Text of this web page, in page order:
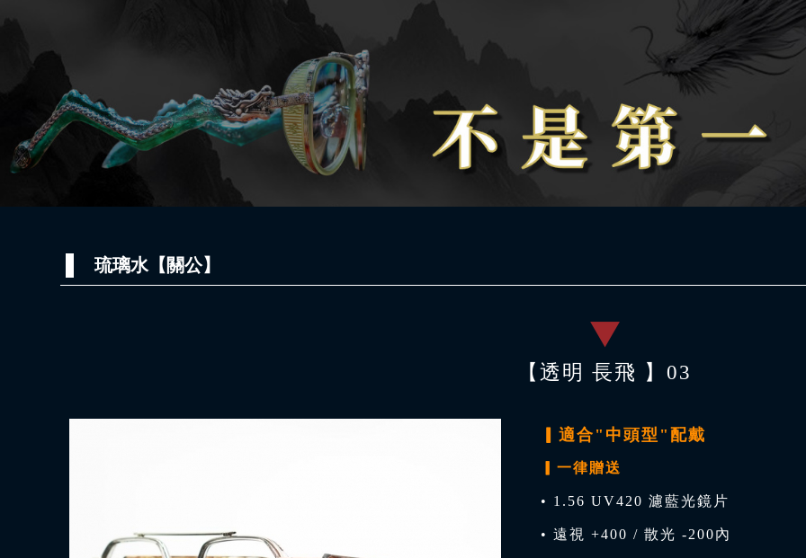
琉璃水【關公】
【透明 長飛 】03
▎適合"中頭型"配戴
▎一律贈送
• 1.56 UV420 濾藍光鏡片
• 遠視 +400 / 散光 -200內